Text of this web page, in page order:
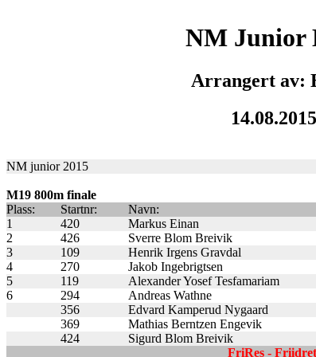
NM Junior
Arrangert av:
NM junior 2015
M19 800m finale
Plass:
Startnr: Navn:
1
420 Markus Einan
2
426 Sverre Blom Breivik
3
109 Henrik Irgens Gravdal
4
270 Jakob Ingebrigtsen
5
119 Alexander Yosef Tesfamariam
6
294 Andreas Wathne
356
Edvard Kamperud Nygaard
369
Mathias Berntzen Engevik
424
Sigurd Blom Breivik
FriRes -